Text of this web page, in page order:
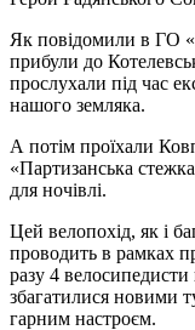
Як повідомили в ГО
прибули до
прослухали під час
нашого земляка.
А потім проїхали
«Партизанська
для ночівлі.
Цей велопохід, як і
проводить в рамках
разу 4
збагатилися новими
гарним настроєм.